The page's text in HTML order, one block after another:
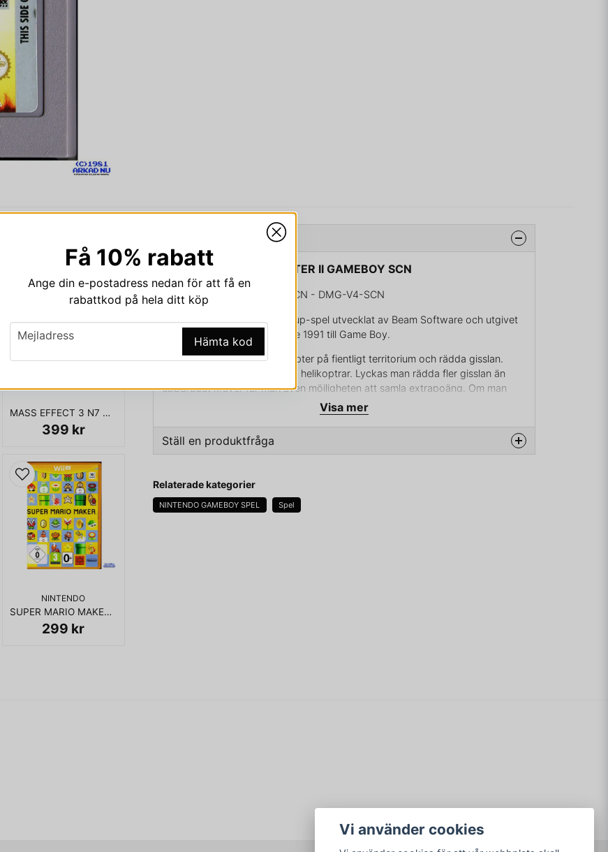
MASS EFFECT 3 N7 COLLECTORS EDITION XBOX 360
399 kr
NINTENDO
SUPER MARIO MAKER WII U
299 kr
Beskrivning av CHOPLIFTER II GAMEBOY SCN
CHOPLIFTER II GAMEBOY SCN - DMG-V4-SCN
Choplifter II är ett shoot 'em up-spel utvecklat av Beam Software och utgivet
av Victor Interactive Software 1991 till Game Boy.
Spelaren skall styra en helikopter på fientligt territorium och rädda gisslan.
Fåglar och fienden kan skada helikoptrar. Lyckas man rädda fler gisslan än
uppdraget kräver får man även möjligheten att samla extrapoäng. Om man
däremot förlorar gisslan tappar man continues; oavsett hur många liv spelaren
Visa mer
Ställ en produktfråga
Fråga oss något om denna produkten...
Relaterade kategorier
NINTENDO GAMEBOY SPEL Spel
Få 10% rabatt
Ange din e-postadress nedan för att få en
rabattkod på hela ditt köp
email
Mejladress Hämta kod
Vi använder cookies